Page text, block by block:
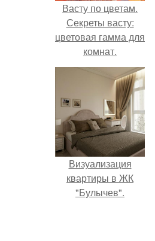
Васту по цветам.
Секреты васту:
цветовая гамма для
комнат.
Визуализация
квартиры в ЖК
"Булычев".